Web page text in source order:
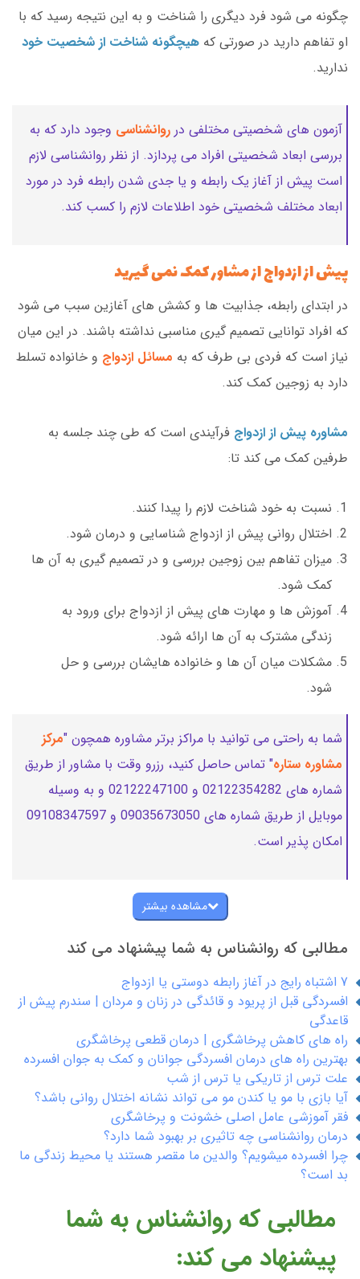
چگونه می شود فرد دیگری را شناخت و به این نتیجه رسید که با
او تفاهم دارید در صورتی که هیچگونه شناخت از شخصیت خود
ندارید.
آزمون های شخصیتی مختلفی در روانشناسی وجود دارد که به
بررسی ابعاد شخصیتی افراد می پردازد. از نظر روانشناسی لازم
است پیش از آغاز یک رابطه و یا جدی شدن رابطه فرد در مورد
ابعاد مختلف شخصیتی خود اطلاعات لازم را کسب کند.
پیش از ازدواج از مشاور کمک نمی گیرید
در ابتدای رابطه، جذابیت ها و کشش های آغازین سبب می شود
که افراد توانایی تصمیم گیری مناسبی نداشته باشند. در این میان
نیاز است که فردی بی طرف که به مسائل ازدواج و خانواده تسلط
دارد به زوجین کمک کند.
مشاوره پیش از ازدواج فرآیندی است که طی چند جلسه به
طرفین کمک می کند تا:
نسبت به خود شناخت لازم را پیدا کنند.
اختلال روانی پیش از ازدواج شناسایی و درمان شود.
میزان تفاهم بین زوجین بررسی و در تصمیم گیری به آن ها
کمک شود.
آموزش ها و مهارت های پیش از ازدواج برای ورود به
زندگی مشترک به آن ها ارائه شود.
مشکلات میان آن ها و خانواده هایشان بررسی و حل
شود.
شما به راحتی می توانید با مراکز برتر مشاوره همچون "مرکز
مشاوره ستاره" تماس حاصل کنید، رزرو وقت با مشاور از طریق
شماره های 02122354282 و 02122247100 و به وسیله
موبایل از طریق شماره های 09035673050 و 09108347597
امکان پذیر است.
مشاهده بیشتر
مطالبی که روانشناس به شما پیشنهاد می کند
7 اشتباه رایج در آغاز رابطه دوستی یا ازدواج
افسردگی قبل از پریود و قائدگی در زنان و مردان | سندرم پیش از
قاعدگی
راه های کاهش پرخاشگری | درمان قطعی پرخاشگری
بهترین راه های درمان افسردگی جوانان و کمک به جوان افسرده
علت ترس از تاریکی یا ترس از شب
آیا بازی با مو یا کندن مو می تواند نشانه اختلال روانی باشد؟
فقر آموزشی عامل اصلی خشونت و پرخاشگری
درمان روانشناسی چه تاثیری بر بهبود شما دارد؟
چرا افسرده میشویم؟ والدین ما مقصر هستند یا محیط زندگی ما
بد است؟
مطالبی که روانشناس به شما
پیشنهاد می کند: